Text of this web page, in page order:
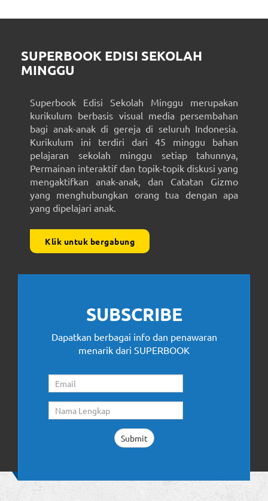
SUPERBOOK EDISI SEKOLAH
MINGGU
Superbook Edisi Sekolah Minggu merupakan
kurikulum berbasis visual media persembahan
bagi anak-anak di gereja di seluruh Indonesia.
Kurikulum ini terdiri dari 45 minggu bahan
pelajaran sekolah minggu setiap tahunnya,
Permainan interaktif dan topik-topik diskusi yang
mengaktifkan anak-anak, dan Catatan Gizmo
yang menghubungkan orang tua dengan apa
yang dipelajari anak.
Klik untuk bergabung
SUBSCRIBE
Dapatkan berbagai info dan penawaran
menarik dari SUPERBOOK